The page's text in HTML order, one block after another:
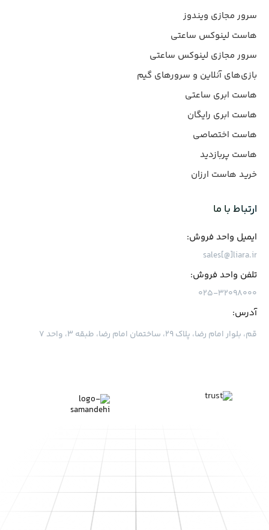
سرور مجازی ویندوز
هاست لینوکس ساعتی
سرور مجازی لینوکس ساعتی
بازی‌های آنلاین و سرورهای گیم
هاست ابری ساعتی
هاست ابری رایگان
هاست اختصاصی
هاست پربازدید
خرید هاست ارزان
ارتباط با ما
ایمیل واحد فروش:
sales[@]liara.ir
تلفن واحد فروش:
۰۲۵-۳۲۰۹۸۰۰۰
آدرس:
قم، بلوار امام رضا، پلاک ۲۹، ساختمان امام رضا، طبقه ۳، واحد ۷